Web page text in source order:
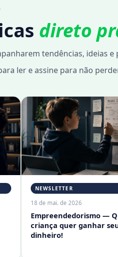
direto
tendências, ideias
ler e assine para não
NEWSLETTER
18 de mai. de 2026
Empreendedorismo —
criança quer ganhar
dinheiro!